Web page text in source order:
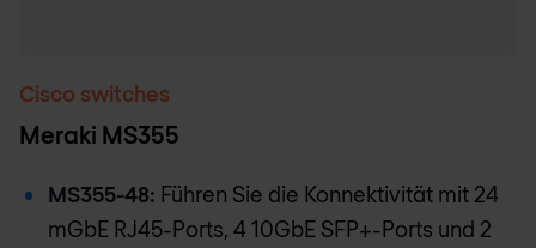
Cisco switches
Meraki MS355
MS355-48: Führen Sie die Konnektivität mit 24
mGbE RJ45-Ports, 4 10GbE SFP+-Ports und 2